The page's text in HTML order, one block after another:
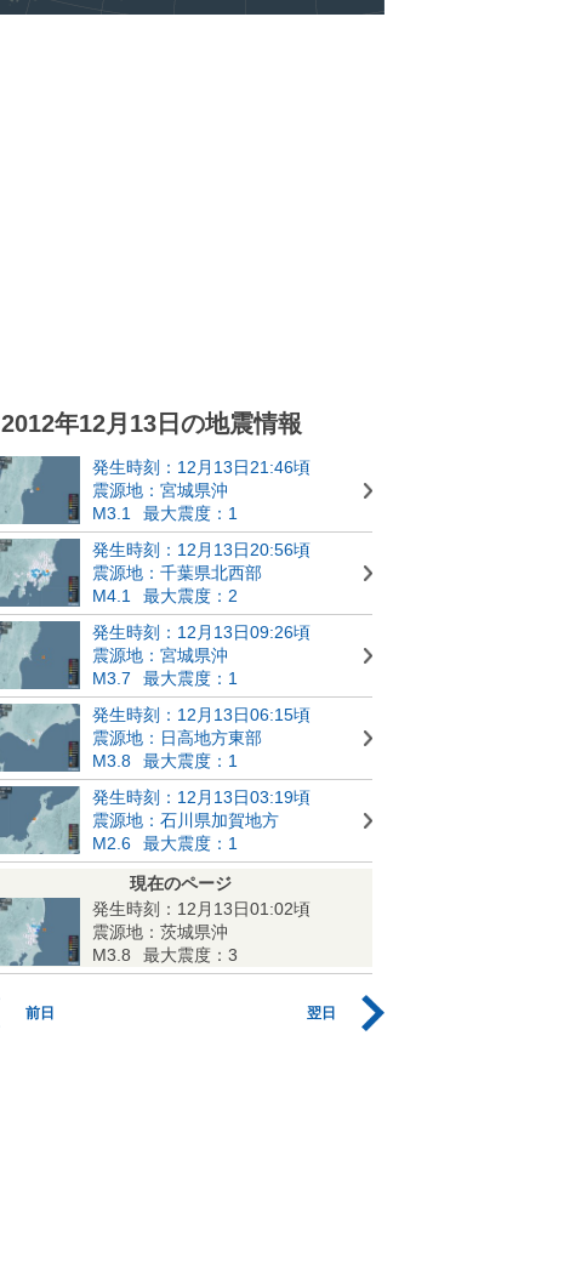
2012年12月13日の地震情報
発生時刻：12月13日21:46頃
震源地：宮城県沖
M3.1
最大震度：1
発生時刻：12月13日20:56頃
震源地：千葉県北西部
M4.1
最大震度：2
発生時刻：12月13日09:26頃
震源地：宮城県沖
M3.7
最大震度：1
発生時刻：12月13日06:15頃
震源地：日高地方東部
M3.8
最大震度：1
発生時刻：12月13日03:19頃
震源地：石川県加賀地方
M2.6
最大震度：1
現在のページ
発生時刻：12月13日01:02頃
震源地：茨城県沖
M3.8
最大震度：3
前日 翌日